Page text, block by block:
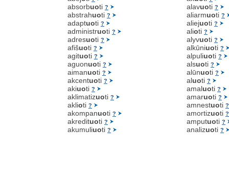
absorbuoti ?
abstrahuoti ?
adaptuoti ?
administruoti ?
adresuoti ?
afišuoti ?
agituoti ?
aguonuoti ?
aimanuoti ?
akcentuoti ?
akiuoti ?
aklimatizuoti ?
aklioti ?
akompanuoti ?
akredituoti ?
akumuliuoti ?
alavuoti ?
aliarmuoti ?
aliejuoti ?
alioti ?
alyvuoti ?
alkūniuoti ?
alpuliuoti ?
alsuoti ?
alūnuoti ?
aluoti ?
amaluoti ?
amaruoti ?
amnestuoti ?
amortizuoti ?
amputuoti ?
analizuoti ?